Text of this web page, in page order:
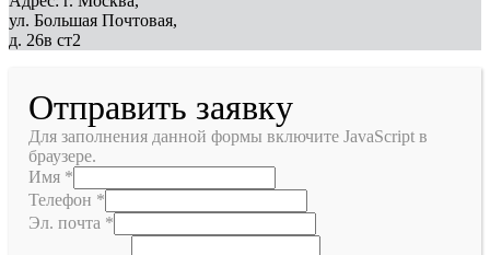
ул. Большая Почтовая,
д. 26в ст2
Отправить заявку
Для заполнения данной формы включите JavaScript в
браузере.
Имя *
Телефон *
Эл. почта *